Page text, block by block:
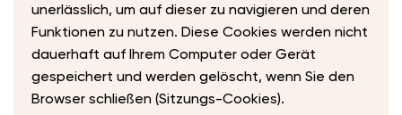
unerlässlich, um auf dieser zu navigieren und deren
Funktionen zu nutzen. Diese Cookies werden nicht
dauerhaft auf Ihrem Computer oder Gerät
gespeichert und werden gelöscht, wenn Sie den
Browser schließen (Sitzungs-Cookies).